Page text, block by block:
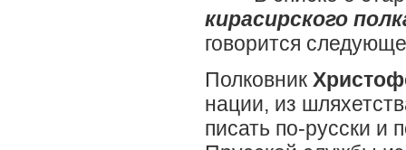
кирасирского
говорится
Полковник
нации, из
писать по-русски и